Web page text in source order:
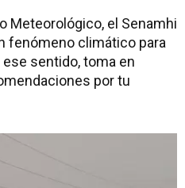
Meteorológico, el Senamhi
fenómeno climático para
ese sentido, toma en
por tu